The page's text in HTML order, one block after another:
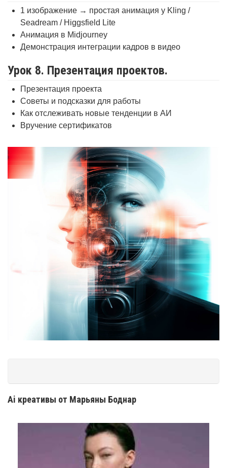
1 изображение → простая анимация у Kling /
Seadream / Higgsfield Lite
Анимация в Midjourney
Демонстрация интеграции кадров в видео
Урок 8. Презентация проектов.
Презентация проекта
Советы и подсказки для работы
Как отслеживать новые тенденции в АИ
Вручение сертификатов
Ai креативы от Марьяны Боднар